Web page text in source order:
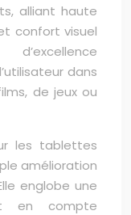
alliant haute
confort visuel
dans
de jeux ou
les tablettes
amélioration
englobe une
en compte